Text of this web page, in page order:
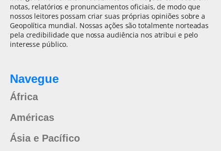
notas, relatórios e pronunciamentos oficiais, de modo que
nossos leitores possam criar suas próprias opiniões sobre a
Geopolítica mundial. Nossas ações são totalmente norteadas
pela credibilidade que nossa audiência nos atribui e pelo
interesse público.
Navegue
África
Américas
Ásia e Pacífico